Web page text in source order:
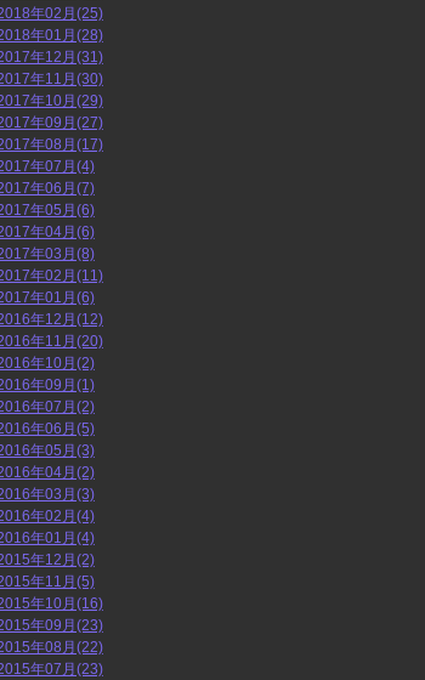
年02月(25)
年01月(28)
年12月(31)
年11月(30)
年10月(29)
年09月(27)
年08月(17)
年07月(4)
年06月(7)
年05月(6)
年04月(6)
年03月(8)
年02月(11)
年01月(6)
年12月(12)
年11月(20)
年10月(2)
年09月(1)
年07月(2)
年06月(5)
年05月(3)
年04月(2)
年03月(3)
年02月(4)
年01月(4)
年12月(2)
年11月(5)
年10月(16)
年09月(23)
年08月(22)
年07月(23)